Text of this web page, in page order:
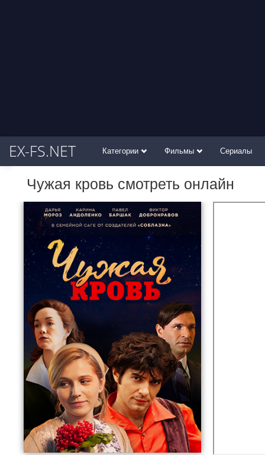
EX-FS.NET Категории Фильмы Сериалы
Чужая кровь смотреть онлайн